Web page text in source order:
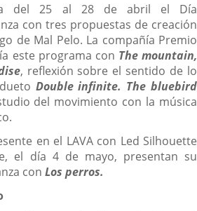
del 25 al 28 de abril el Día
con tres propuestas de creación
de Mal Pelo. La compañía Premio
este programa con The mountain,
, reflexión sobre el sentido de lo
Double infinite. The bluebird
del movimiento con la música
en el LAVA con Led Silhouette
el día 4 de mayo, presentan su
con Los perros.